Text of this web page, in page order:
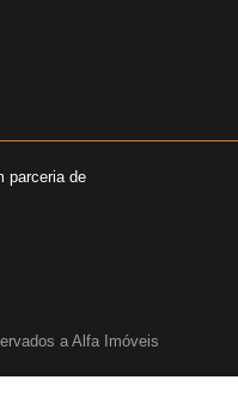
parceria de
a Alfa Imóveis